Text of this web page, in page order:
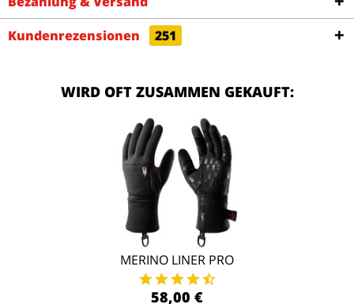
Kundenrezensionen
251
WIRD OFT ZUSAMMEN GEKAUFT:
MERINO LINER PRO
58,00 €